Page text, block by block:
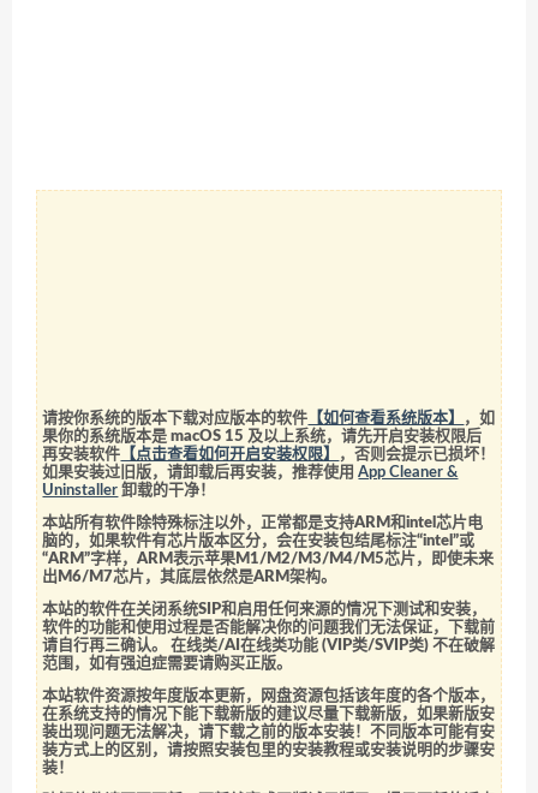
请按你系统的版本下载对应版本的软件 【如何查看系统版本】
，如
果你的系统版本是 macOS 15 及以上系统，请先开启安装权限后
再安装软件 【点击查看如何开启安装权限】
，否则会提示已损坏！
如果安装过旧版，请卸载后再安装，推荐使用App Cleaner &
Uninstaller 卸载的干净！
本站所有软件除特殊标注以外，正常都是支持ARM和intel芯片电
脑的，如果软件有芯片版本区分，会在安装包结尾标注“intel”或
“ARM”字样，ARM表示苹果M1/M2/M3/M4/M5芯片，即使未来
出M6/M7芯片，其底层依然是ARM架构。
本站的软件在关闭系统SIP和启用任何来源的情况下测试和安装，
软件的功能和使用过程是否能解决你的问题我们无法保证，下载前
请自行再三确认。 在线类/AI在线类功能 (VIP类/SVIP类) 不在破解
范围，如有强迫症需要请购买正版。
本站软件资源按年度版本更新，网盘资源包括该年度的各个版本，
在系统支持的情况下能下载新版的建议尽量下载新版，如果新版安
装出现问题无法解决，请下载之前的版本安装！不同版本可能有安
装方式上的区别，请按照安装包里的安装教程或安装说明的步骤安
装！